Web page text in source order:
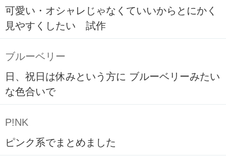
可愛い・オシャレじゃなくていいからとにかく
見やすくしたい 試作
ブルーベリー
日、祝日は休みという方に ブルーベリーみたい
な色合いで
P!NK
ピンク系でまとめました